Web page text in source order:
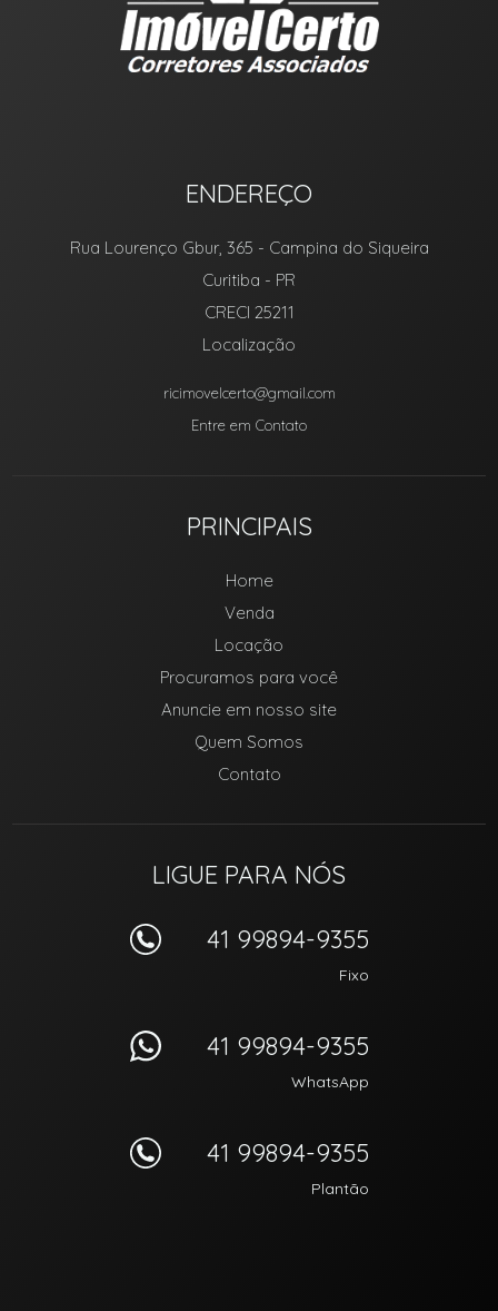
ENDEREÇO
Rua Lourenço Gbur, 365 - Campina do Siqueira
Curitiba - PR
CRECI 25211
Localização
ricimovelcerto@gmail.com
Entre em Contato
PRINCIPAIS
Home
Venda
Locação
Procuramos para você
Anuncie em nosso site
Quem Somos
Contato
LIGUE PARA NÓS
41 99894-9355
Fixo
41 99894-9355
WhatsApp
41 99894-9355
Plantão